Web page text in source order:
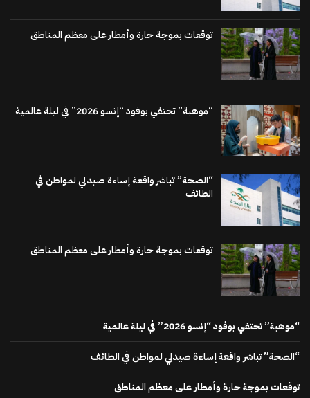
توقعات بموجة حارة وأمطار على معظم المناطق
“موهبة” تحتفي بوفود “إنسو 2026” في ليلة عالمية
“الصحة” تباشر واقعة إساءة صيدلي لمواطن في
الطائف
توقعات بموجة حارة وأمطار على معظم المناطق
“موهبة” تحتفي بوفود “إنسو 2026” في ليلة عالمية
“الصحة” تباشر واقعة إساءة صيدلي لمواطن في الطائف
توقعات بموجة حارة وأمطار على معظم المناطق